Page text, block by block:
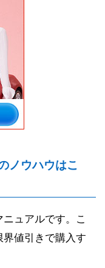
ノウハウはこ
ュアルです。こ
値引きで購入す